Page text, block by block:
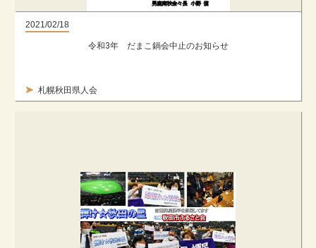
2021/02/18
札幌秋田県人会
令和3年 だまこ鍋会中止のお知らせ